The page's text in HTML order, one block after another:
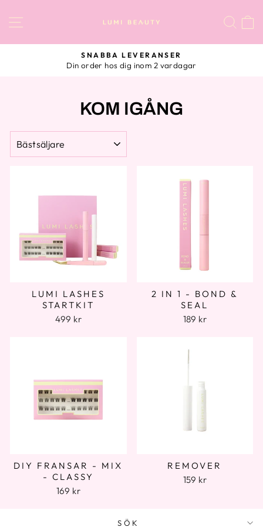
SÖK
Pause
SNABBA LEVERANSER
Din order hos dig inom 2 vardagar
KOM IGÅNG
LUMI LASHES
STARTKIT
499 kr
2 IN 1 - BOND &
SEAL
189 kr
DIY FRANSAR - MIX
- CLASSY
169 kr
REMOVER
159 kr
SÖK